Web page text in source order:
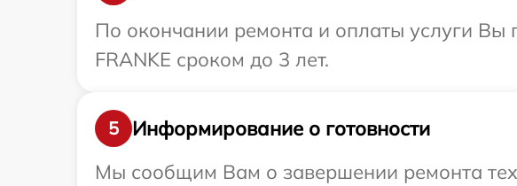
По окончании ремонта и оплаты услуги Вы
FRANKE сроком до 3 лет.
5
Информирование о готовности
Мы сообщим Вам о завершении ремонта